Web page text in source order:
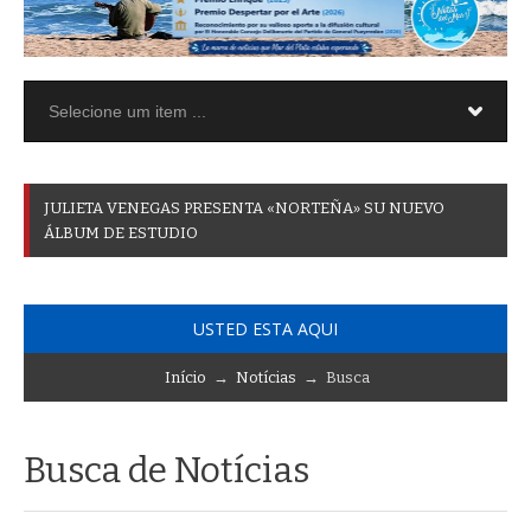
JULIETA VENEGAS PRESENTA «NORTEÑA» SU NUEVO
ÁLBUM DE ESTUDIO
USTED ESTA AQUI
Início → Notícias → Busca
Busca de Notícias